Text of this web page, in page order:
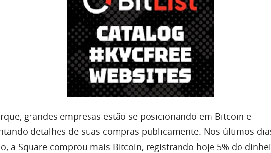
grandes empresas estão se posicionando em Bitcoin e
detalhes de suas compras publicamente. Nos últimos
a Square comprou mais Bitcoin, registrando hoje 5% do